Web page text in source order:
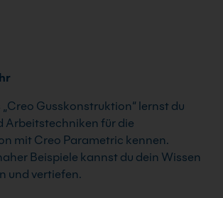
„Creo Gusskonstruktion“ lernst du
Arbeitstechniken für die
mit Creo Parametric kennen.
Beispiele kannst du dein Wissen
und vertiefen.